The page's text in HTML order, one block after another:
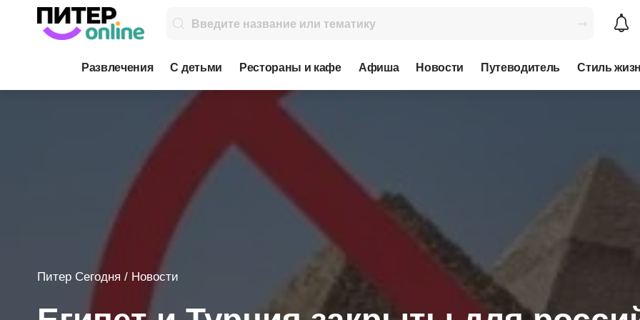
Развлечения С детьми Рестораны и кафе Афиша Новости Путеводитель Стиль
Питер Сегодня / Новости